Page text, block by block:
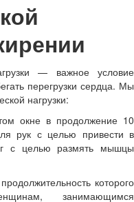
— важное условие
перегрузки сердца. Мы
нагрузки:
окне в продолжение 10
рук с целью привести в
с целью размять мышцы
которого
занимающимся